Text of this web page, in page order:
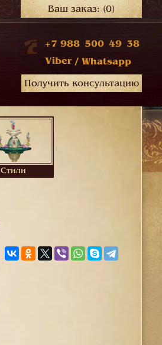
Ваш заказ:(0)
+7 988 500 49 38
Viber / Whatsapp
Получить консультацию
Стили